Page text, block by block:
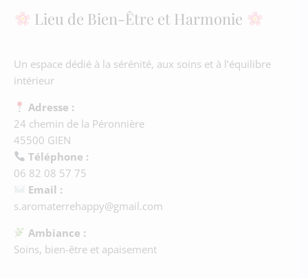
Lieu de Bien-Être et Harmonie
Un espace dédié à la sérénité, aux soins et à l’équilibre
intérieur
Adresse :
24 chemin de la Péronnière
45500 GIEN
Téléphone :
06 82 08 57 75
Email :
s.aromaterrehappy@gmail.com
Ambiance :
Soins, bien-être et apaisement